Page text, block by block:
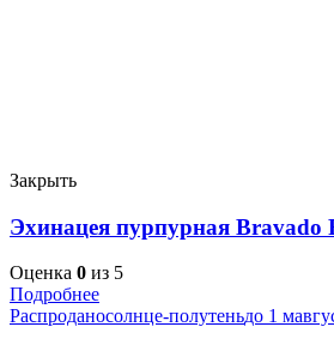
Закрыть
Эхинацея пурпурная Bravado
Оценка 0 из 5
Подробнее
Распроданосолнце-полутеньдо 1 м